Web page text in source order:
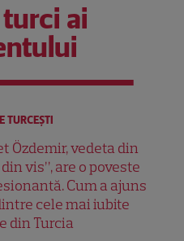
ai
TURCEŞTI
Özdemir, vedeta din
din vis”, are o poveste
Cum a ajuns
cele mai iubite
din Turcia